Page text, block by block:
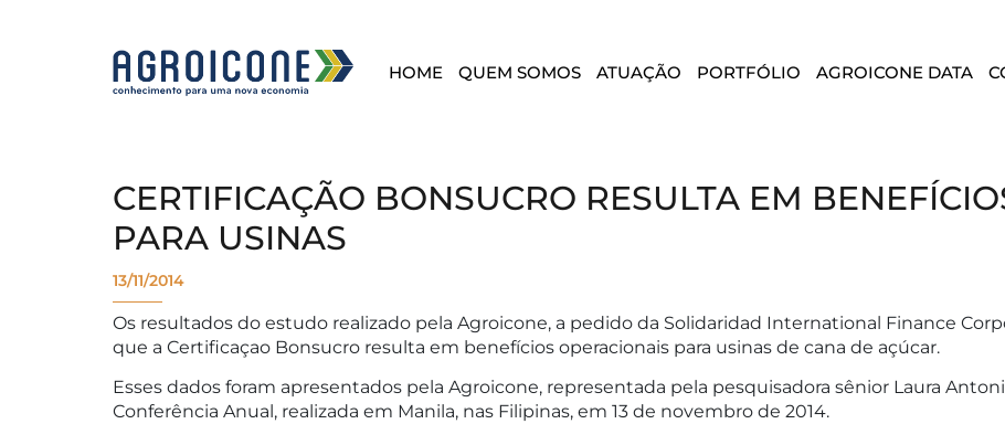
HOME QUEM SOMOS ATUAÇÃO PORTFÓLIO AGROICONE DATA
CERTIFICAÇÃO BONSUCRO RESULTA EM
PARA USINAS
13/11/2014
Os resultados do estudo realizado pela Agroicone, a pedido da Solidaridad International Finance
que a Certificaçao Bonsucro resulta em benefícios operacionais para usinas de cana de açúcar.
Esses dados foram apresentados pela Agroicone, representada pela pesquisadora sênior Laura
Conferência Anual, realizada em Manila, nas Filipinas, em 13 de novembro de 2014.